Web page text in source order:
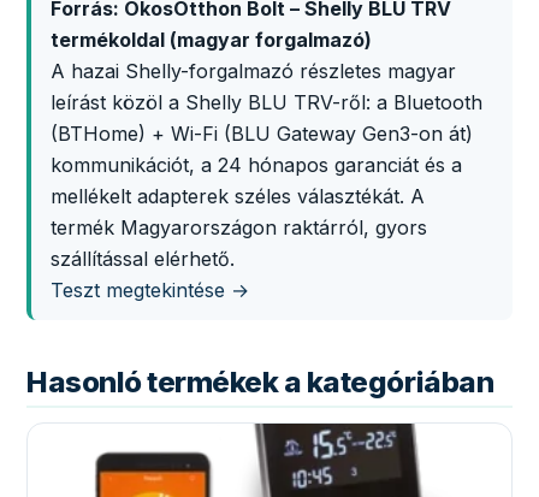
Forrás: OkosOtthon Bolt – Shelly BLU TRV
termékoldal (magyar forgalmazó)
A hazai Shelly-forgalmazó részletes magyar
leírást közöl a Shelly BLU TRV-ről: a Bluetooth
(BTHome) + Wi-Fi (BLU Gateway Gen3-on át)
kommunikációt, a 24 hónapos garanciát és a
mellékelt adapterek széles választékát. A
termék Magyarországon raktárról, gyors
szállítással elérhető.
Teszt megtekintése →
Hasonló termékek a kategóriában